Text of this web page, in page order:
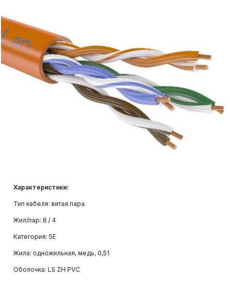
Характеристики:
Тип кабеля: витая пара
Жил/пар: 8 / 4
Категория: 5Е
Жила: одножильная, медь, 0,51
Оболочка: LS ZH PVC
Системы видеонаблюдения и
видеоаналитики
Структурированные кабельные
системы
Системы контроля и управления
доступом (СКУД)